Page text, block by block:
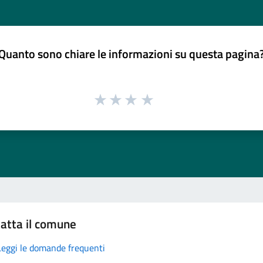
sono chiare le informazioni su questa
il comune
le domande frequenti